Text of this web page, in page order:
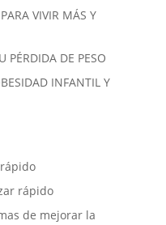
VIVIR MÁS Y
PÉRDIDA DE PESO
INFANTIL Y
rápido
de mejorar la